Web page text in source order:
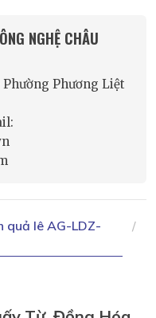
NGHỆ CHÂU
Phương Liệt
quả lê AG-LDZ-